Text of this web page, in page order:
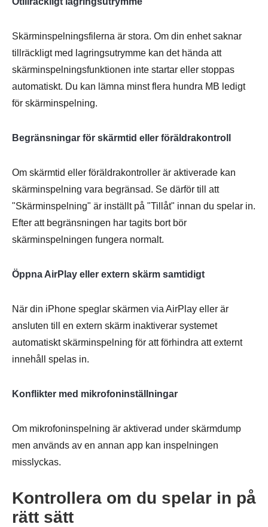
Skärminspelningsfilerna är stora. Om din enhet saknar
tillräckligt med lagringsutrymme kan det hända att
skärminspelningsfunktionen inte startar eller stoppas
automatiskt. Du kan lämna minst flera hundra MB ledigt
för skärminspelning.
Begränsningar för skärmtid eller föräldrakontroll
Om skärmtid eller föräldrakontroller är aktiverade kan
skärminspelning vara begränsad. Se därför till att
"Skärminspelning" är inställt på "Tillåt" innan du spelar in.
Efter att begränsningen har tagits bort bör
skärminspelningen fungera normalt.
Öppna AirPlay eller extern skärm samtidigt
När din iPhone speglar skärmen via AirPlay eller är
ansluten till en extern skärm inaktiverar systemet
automatiskt skärminspelning för att förhindra att externt
innehåll spelas in.
Konflikter med mikrofoninställningar
Om mikrofoninspelning är aktiverad under skärmdump
men används av en annan app kan inspelningen
misslyckas.
Kontrollera om du spelar in på
rätt sätt